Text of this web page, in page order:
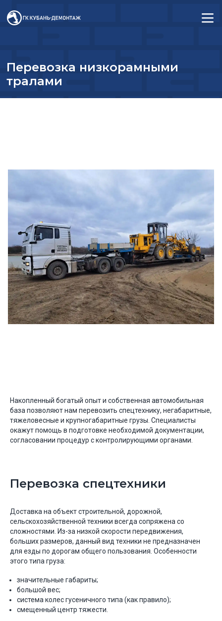
Перевозка низкорамными
тралами
Накопленный богатый опыт и собственная автомобильная
база позволяют нам перевозить спецтехнику, негабаритные,
тяжеловесные и крупногабаритные грузы. Специалисты
окажут помощь в подготовке необходимой документации,
согласовании процедур с контролирующими органами.
Перевозка спецтехники
Доставка на объект строительной, дорожной,
сельскохозяйственной техники всегда сопряжена со
сложностями. Из-за низкой скорости передвижения,
больших размеров, данный вид техники не предназначен
для езды по дорогам общего пользования. Особенности
этого типа груза:
значительные габариты;
большой вес;
система колес гусеничного типа (как правило);
смещенный центр тяжести.